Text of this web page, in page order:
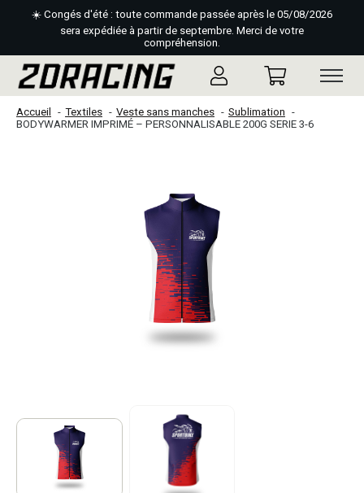
☀️ Congés d'été : toute commande passée après le 05/08/2026
sera expédiée à partir de septembre. Merci de votre
compréhension.
Accueil Textiles Veste sans manches
Sublimation
BODYWARMER IMPRIMÉ – PERSONNALISABLE 200G SERIE 3-6